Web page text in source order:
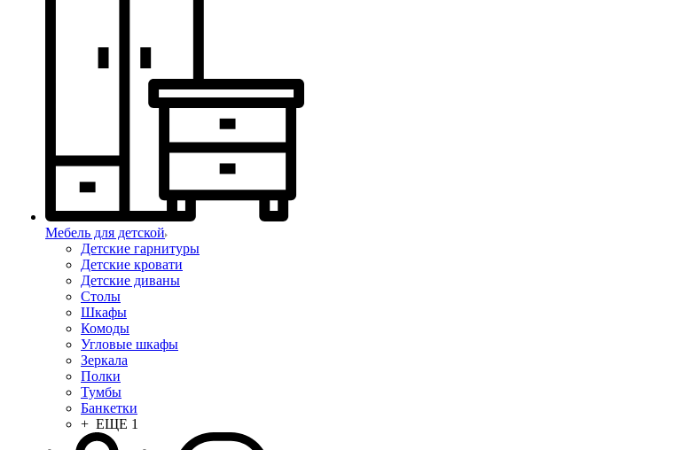
Мебель для детской
Детские гарнитуры
Детские кровати
Детские диваны
Столы
Шкафы
Комоды
Угловые шкафы
Зеркала
Полки
Тумбы
Банкетки
+ ЕЩЕ 1